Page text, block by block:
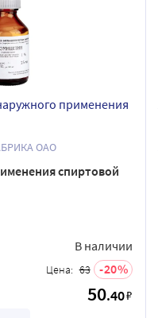
применения
ОАО
спиртовой
В наличии
Цена: 63 20
50.40₽